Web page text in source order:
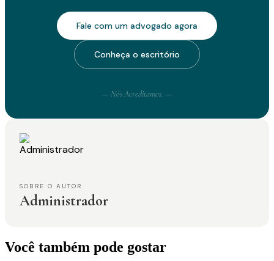
Fale com um advogado agora
Conheça o escritório
— Nós Acreditamos. —
SOBRE O AUTOR
Administrador
Você também pode gostar